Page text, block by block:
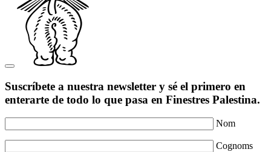
Suscríbete a nuestra newsletter y sé el primero en
enterarte de todo lo que pasa en Finestres Palestina.
Nom
Cognoms